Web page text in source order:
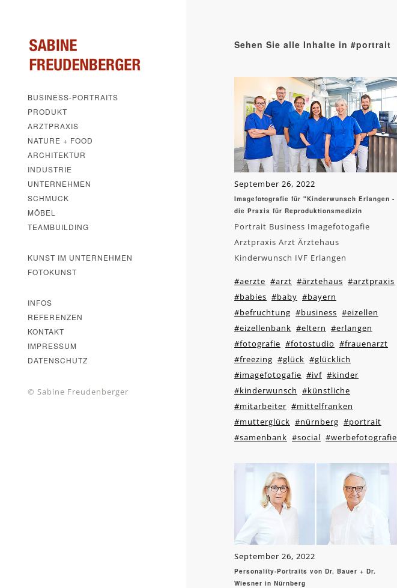
BUSINESS-PORTRAITS
PRODUKT
ARZTPRAXIS
NATURE + FOOD
ARCHITEKTUR
INDUSTRIE
UNTERNEHMEN
SCHMUCK
MÖBEL
TEAMBUILDING
KUNST IM UNTERNEHMEN
FOTOKUNST
INFOS
REFERENZEN
KONTAKT
IMPRESSUM
DATENSCHUTZ
© Sabine Freudenberger
Sehen Sie alle Inhalte in #portrait
September 26, 2022
Imagefotografie für "Kinderwunsch Erlangen -
die Praxis für Reproduktionsmedizin
Portrait Business Imagefotogafie
Arztpraxis Arzt Ärztehaus
Kinderwunsch IVF Erlangen
#aerzte #arzt #ärztehaus #arztpraxis
#babies #baby #bayern
#befruchtung #business #eizellen
#eizellenbank #eltern #erlangen
#fotografie #fotostudio #frauenarzt
#freezing #glück #glücklich
#imagefotogafie #ivf #kinder
#kinderwunsch #künstliche
#mitarbeiter #mittelfranken
#mutterglück #nürnberg #portrait
#samenbank #social #werbefotografie
September 26, 2022
Personality-Portraits von Dr. Bauer + Dr.
Wiesner in Nürnberg